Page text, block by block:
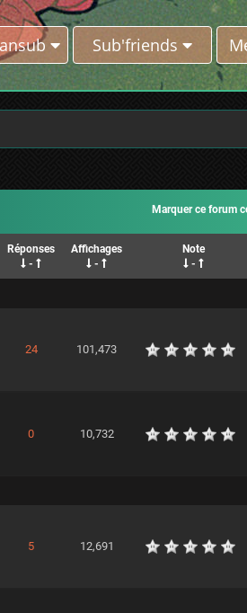
Sub'friends
Marquer ce forum
Réponses
-
Affichages
-
Note
-
24 101,473
0 10,732
5 12,691